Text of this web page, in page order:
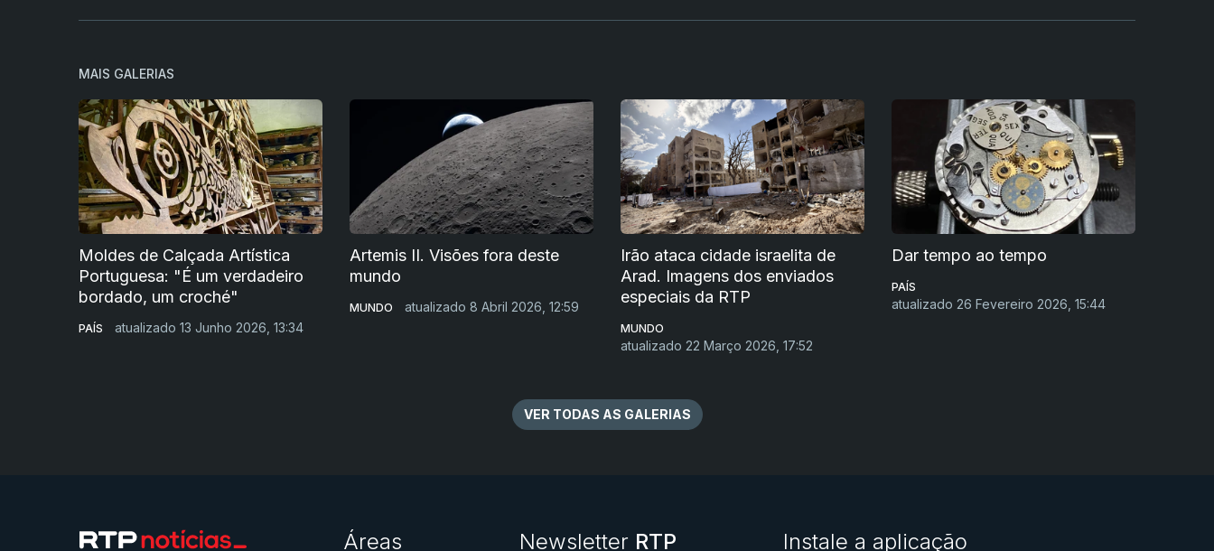
MAIS GALERIAS
Moldes de Calçada Artística
Portuguesa: "É um verdadeiro
bordado, um croché"
PAÍS atualizado 13 Junho 2026, 13:34
Artemis II. Visões fora deste
mundo
MUNDO atualizado 8 Abril 2026, 12:59
Irão ataca cidade israelita de
Arad. Imagens dos enviados
especiais da RTP
MUNDO
atualizado 22 Março 2026, 17:52
Dar tempo ao tempo
PAÍS
atualizado 26 Fevereiro 2026, 15:44
VER TODAS AS GALERIAS
Áreas Newsletter RTP Instale a aplicação